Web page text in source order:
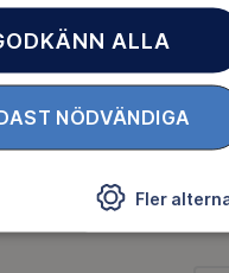
och teman inför dina
Skogsknytte och
MATERIALBANKEN
ALLA
NÖDVÄNDIGA
Fler